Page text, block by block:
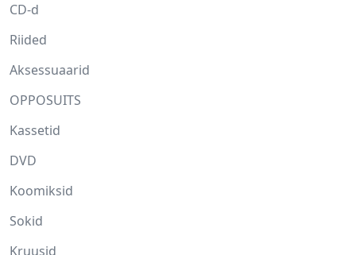
CD-d
Riided
Aksessuaarid
OPPOSUITS
Kassetid
DVD
Koomiksid
Sokid
Kruusid